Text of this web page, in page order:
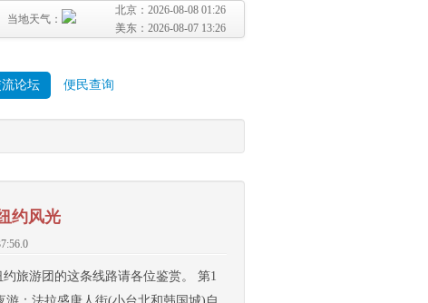
北京： 2026-08-08 01:26
美东： 2026-08-07 13:26
当地天气：
论坛 便民查询
约风光
旅游团的这条线路请各位鉴赏。 第1